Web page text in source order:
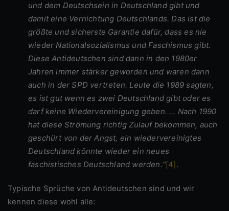
und dem Deutschsein in Deutschland gibt und
damit eine Vernichtung Deutschlands. Das ist die
größte und sicherste Garantie dafür, dass es nie
wieder Nationalsozialismus und Faschismus gibt.
Diese Antideutschen sind dann in den 1980er
Jahren immer stärker geworden und waren dann
auch in der SPD vertreten. Leute die 1989 sagten,
es ist gut wenn es zwei Deutschland gibt oder es
darf keine Wiedervereinigung geben. … Nach 1990
hat diese Strömung richtig Zulauf bekommen, auch
geschürt von der Angst, ein wiedervereinigtes
Deutschland könnte wieder ein neues
faschistisches Deutschland werden.“[4].
Typische Sprüche von Antideutschen sind und wir
kennen diese wohl alle: